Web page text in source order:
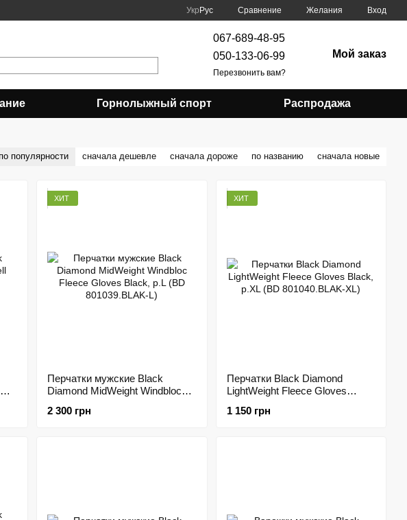
Укр Рус Сравнение Желания Вход
067-689-48-95
050-133-06-99
Перезвонить вам?
Мой заказ
Горнолыжный спорт Распродажа
по популярности сначала дешевле сначала дороже по названию сначала новые
ХИТ
Перчатки мужские Black
Diamond MidWeight Windbloc
801039.BLAK-L)
2 300 грн
ХИТ
Перчатки Black Diamond
LightWeight Fleece Gloves
XL)
1 150 грн